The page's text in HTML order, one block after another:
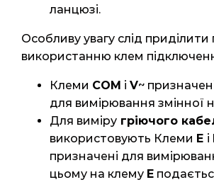
ланцюзі.
Особливу увагу слід
використанню клем
Клеми COM і V~
для вимірювання змінної
Для виміру гріючого
використовують Клеми E і
призначені для
цьому на клему E